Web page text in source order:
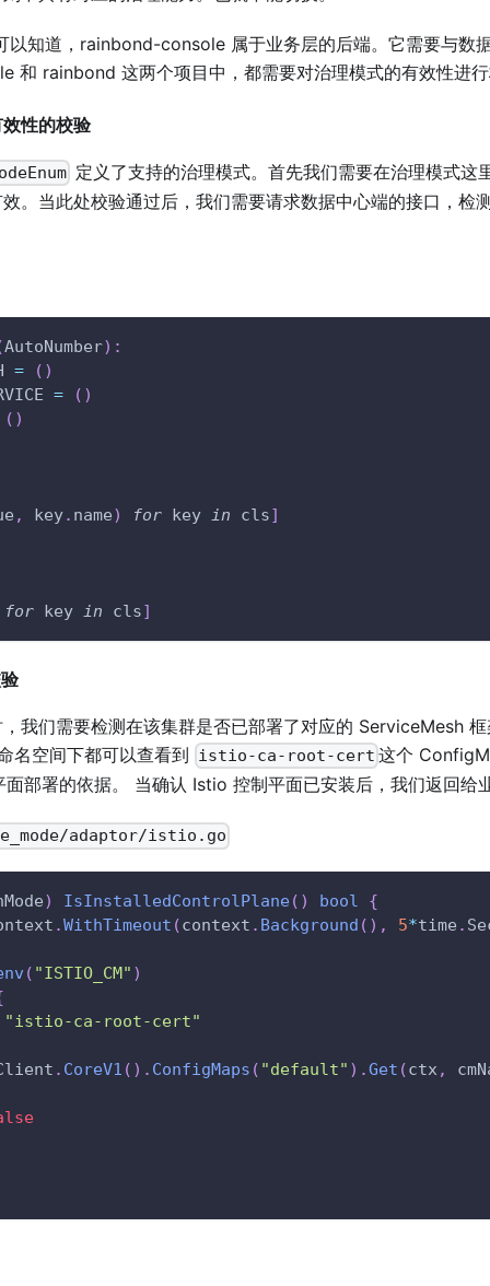
知道，rainbond-console 属于业务层的后端。它需要与数
和 rainbond 这两个项目中，都需要对治理模式的有效性进
性的校验
定义了支持的治理模式。首先我们需要在治理模式这
。当此处校验通过后，我们需要请求数据中心端的接口，检
AutoNumber) :
= ( )
= ( )
( )
, key. name) for key in cls]
for key in cls]
我们需要检测在该集群是否已部署了对应的 ServiceMesh
名空间下都可以查看到 istio-ca-root-cert 这个
部署的依据。 当确认 Istio 控制平面已安装后，我们返回给
adaptor/istio.go
) IsInstalledControlPlane( ) bool
{
.WithTimeout (context . Background ( ) , 5*time .
( "ISTIO_CM" )
"istio-ca-root-cert"
. CoreV1 ( ) . ConfigMaps ( "default" ) .Get (ctx ,